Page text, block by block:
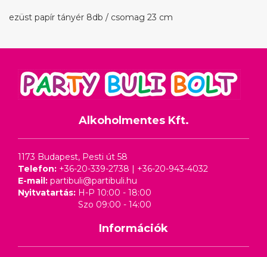
ezüst papír tányér 8db / csomag 23 cm
Alkoholmentes Kft.
1173 Budapest, Pesti út 58
Telefon: +36-20-339-2738 | +36-20-943-4032
E-mail: partibuli@partibuli.hu
Nyitvatartás: H-P 10:00 - 18:00
Szo 09:00 - 14:00
Információk